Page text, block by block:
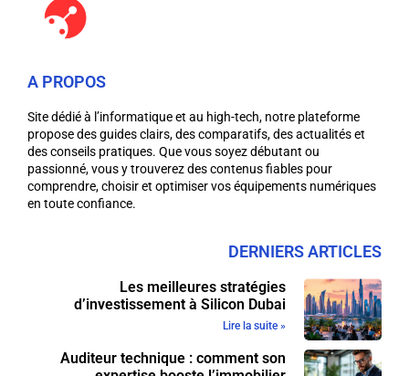
A PROPOS
Site dédié à l’informatique et au high-tech, notre plateforme
propose des guides clairs, des comparatifs, des actualités et
des conseils pratiques. Que vous soyez débutant ou
passionné, vous y trouverez des contenus fiables pour
comprendre, choisir et optimiser vos équipements numériques
en toute confiance.
DERNIERS ARTICLES
Les meilleures stratégies
d’investissement à Silicon Dubai
Lire la suite »
Auditeur technique : comment son